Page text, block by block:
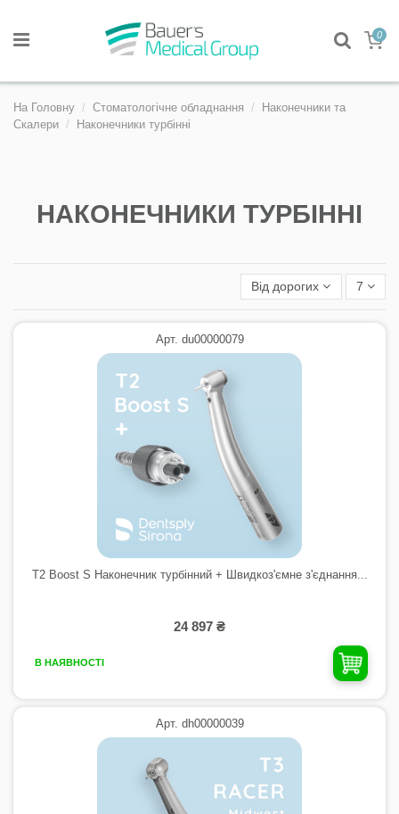
0
На Головну Стоматологічне обладнання
Наконечники та
Скалери
Наконечники турбінні
НАКОНЕЧНИКИ ТУРБІННІ
Від дорогих 7
Арт. du00000079
T2 Boost S Наконечник турбінний + Швидкоз'ємне з'єднання...
24 897 ₴
В НАЯВНОСТІ
Арт. dh00000039